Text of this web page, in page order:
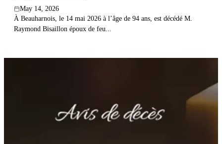
May 14, 2026
À Beauharnois, le 14 mai 2026 à l’âge de 94 ans, est décédé M.
Raymond Bisaillon époux de feu...